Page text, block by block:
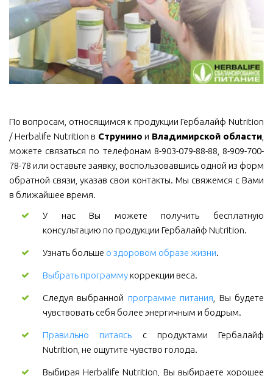
По вопросам, относящимся к продукции Гербалайф Nutrition
/ Herbalife Nutrition в Струнино и Владимирской области
можете связаться по телефонам 8-903-079-88-88, 8-909-700-
78-78 или оставьте заявку, воспользовавшись одной из форм
обратной связи, указав свои контакты. Мы свяжемся с Вами
в ближайшее время.
У нас Вы можете получить бесплатную
консультацию по продукции Гербалайф Nutrition.
Узнать больше о здоровом образе жизни.
Выбрать программукоррекции веса.
Следуя выбранной программе питания , Вы будете
чувствовать себя более энергичным и бодрым.
Правильно питаясь с продуктами Гербалайф
Nutrition, не ощутите чувство голода.
Выбирая Herbalife Nutrition, Вы выбираете хорошее